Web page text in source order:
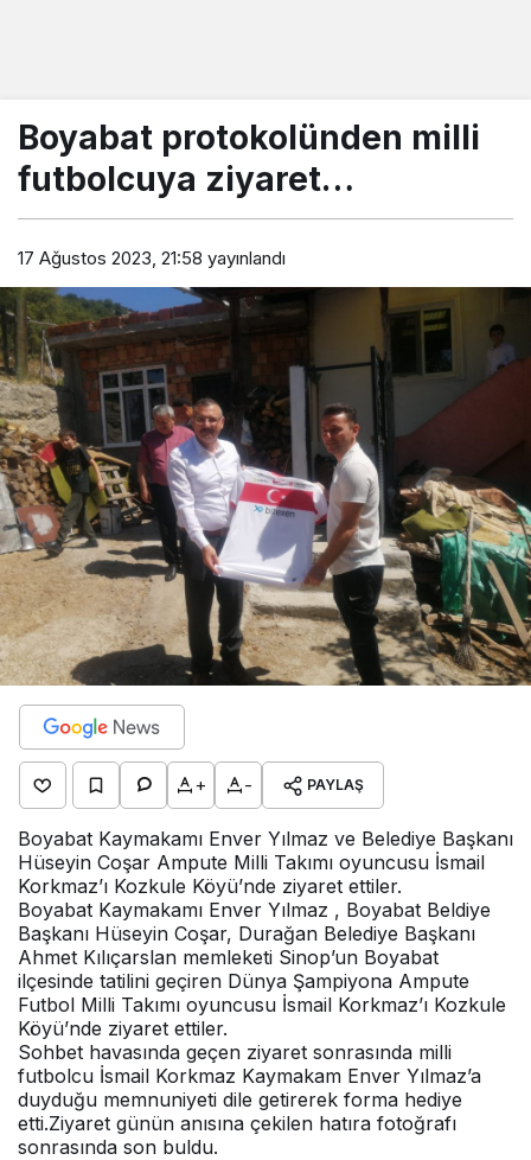
Boyabat protokolünden milli
futbolcuya ziyaret…
17 Ağustos 2023, 21:58 yayınlandı
+ - PAYLAŞ
Boyabat Kaymakamı Enver Yılmaz ve Belediye Başkanı
Hüseyin Coşar Ampute Milli Takımı oyuncusu İsmail
Korkmaz’ı Kozkule Köyü’nde ziyaret ettiler.
Boyabat Kaymakamı Enver Yılmaz , Boyabat Beldiye
Başkanı Hüseyin Coşar, Durağan Belediye Başkanı
Ahmet Kılıçarslan memleketi Sinop’un Boyabat
ilçesinde tatilini geçiren Dünya Şampiyona Ampute
Futbol Milli Takımı oyuncusu İsmail Korkmaz’ı Kozkule
Köyü’nde ziyaret ettiler.
Sohbet havasında geçen ziyaret sonrasında milli
futbolcu İsmail Korkmaz Kaymakam Enver Yılmaz’a
duyduğu memnuniyeti dile getirerek forma hediye
etti.Ziyaret günün anısına çekilen hatıra fotoğrafı
sonrasında son buldu.